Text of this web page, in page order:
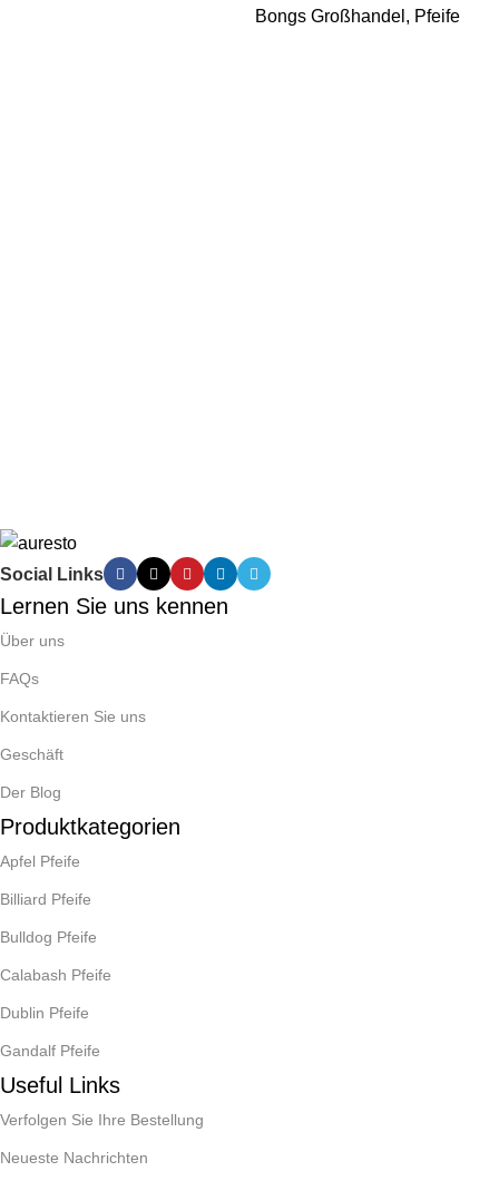
Bongs Großhandel , Pfeife
Social Links
Lernen Sie uns kennen
Über uns
FAQs
Kontaktieren Sie uns
Geschäft
Der Blog
Produktkategorien
Apfel Pfeife
Billiard Pfeife
Bulldog Pfeife
Calabash Pfeife
Dublin Pfeife
Gandalf Pfeife
Useful Links
Verfolgen Sie Ihre Bestellung
Neueste Nachrichten